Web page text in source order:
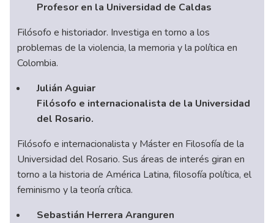
Profesor en la Universidad de Caldas
Filósofo e historiador. Investiga en torno a los
problemas de la violencia, la memoria y la política en
Colombia.
Julián Aguiar
Filósofo e internacionalista de la Universidad
del Rosario.
Filósofo e internacionalista y Máster en Filosofía de la
Universidad del Rosario. Sus áreas de interés giran en
torno a la historia de América Latina, filosofía política, el
feminismo y la teoría crítica.
Sebastián Herrera Aranguren